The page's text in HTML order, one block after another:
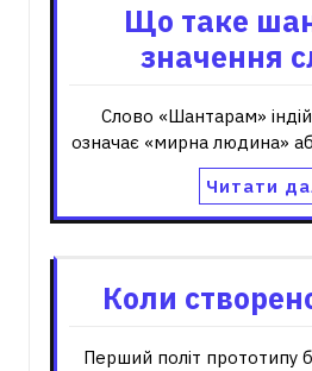
Що таке
значення
Слово «Шантарам»
означає «мирна людина»
Читати
Коли
Перший політ прототипу